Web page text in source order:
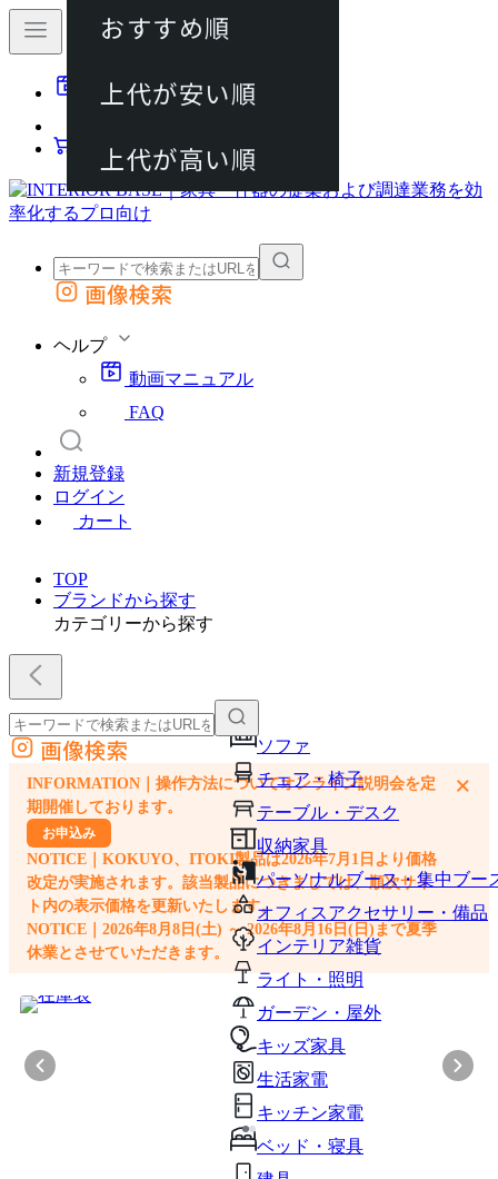
動画マニュアル
カート
外部サイトの商品をカートに追加
画像検索
ヘルプ
動画マニュアル
FAQ
新規登録
ログイン
カート
TOP
ブランドから探す
カテゴリーから探す
ソファ
チェア・椅子
テーブル・デスク
収納家具
パーソナルブース・集中ブー
オフィスアクセサリー・備品
インテリア雑貨
ライト・照明
ガーデン・屋外
キッズ家具
生活家電
キッチン家電
ベッド・寝具
外部サイトの商品をカートに追加
他のサイトで見つけた商品ページのURLを貼り付けて、カートに追加できます
画像検索
INFORMATION｜操作方法についてオンライン説明会を定
期開催しております。
お申込み
NOTICE｜KOKUYO、ITOKI製品は2026年7月1日より価格
改定が実施されます。該当製品につきましては、順次サイ
ト内の表示価格を更新いたします。
NOTICE｜2026年8月8日(土) ～ 2026年8月16日(日)まで夏季
休業とさせていただきます。
×
おすすめ順
上代が安い順
上代が高い順